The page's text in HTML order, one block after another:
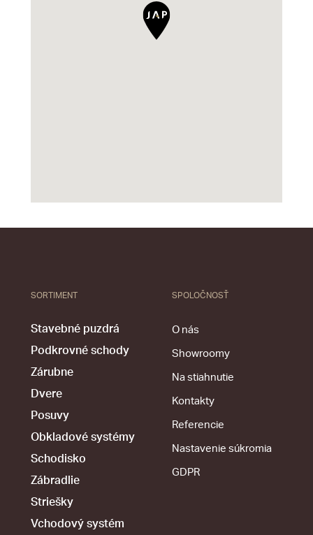
SORTIMENT
Stavebné puzdrá
Podkrovné schody
Zárubne
Dvere
Posuvy
Obkladové systémy
Schodisko
Zábradlie
Striešky
Vchodový systém
SPOLOČNOSŤ
O nás
Showroomy
Na stiahnutie
Kontakty
Referencie
Nastavenie súkromia
GDPR